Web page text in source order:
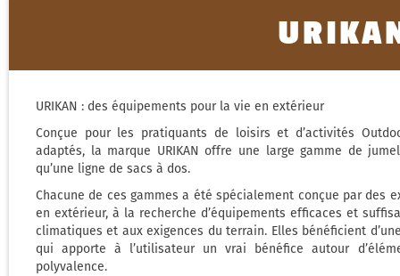
URIKAN : des équipements pour la vie en extérieur
Conçue pour les pratiquants de loisirs et d’activités
adaptés, la marque URIKAN offre une large gamme de
qu’une ligne de sacs à dos.
Chacune de ces gammes a été spécialement conçue par des
en extérieur, à la recherche d’équipements efficaces et
climatiques et aux exigences du terrain. Elles bénéficient
qui apporte à l’utilisateur un vrai bénéfice autour
polyvalence.